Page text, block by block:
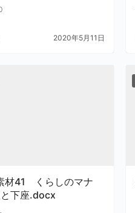
2020年5月11日
下座.docx